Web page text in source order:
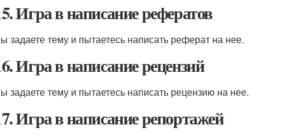
Игра в написание рефератов
задаете тему и пытаетесь написать реферат на нее.
Игра в написание рецензий
задаете тему и пытаетесь написать рецензию на нее.
Игра в написание репортажей